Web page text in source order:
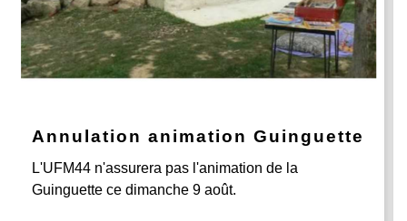
Annulation animation Guinguette
L'UFM44 n'assurera pas l'animation de la
Guinguette ce dimanche 9 août.